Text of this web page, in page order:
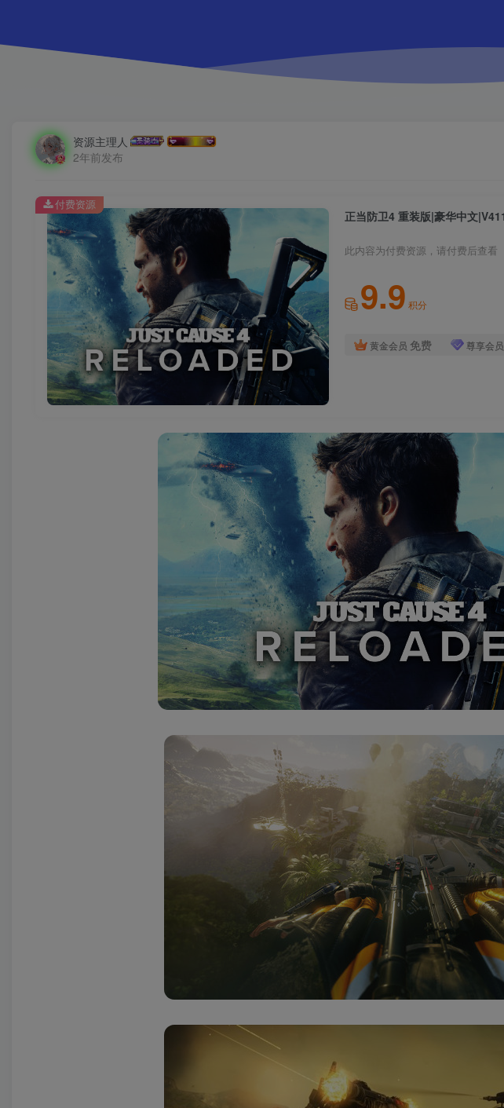
资源主理人
2年前发布
此内容为付费资源，请付费后查看
9.9 积分
黄金会员 免费 尊享会员
付费资源